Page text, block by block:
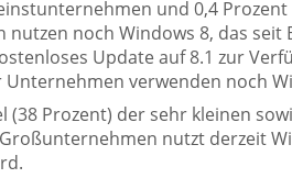
und 0,4
noch Windows 8, das
Update auf 8.1 zur
verwenden noch
(38 Prozent) der sehr kleinen
nutzt derzeit